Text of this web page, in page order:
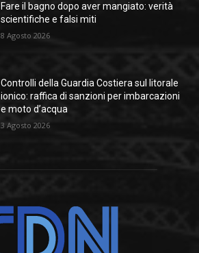
Fare il bagno dopo aver mangiato: verità
scientifiche e falsi miti
8 Agosto 2026
Controlli della Guardia Costiera sul litorale
ionico: raffica di sanzioni per imbarcazioni
e moto d’acqua
3 Agosto 2026